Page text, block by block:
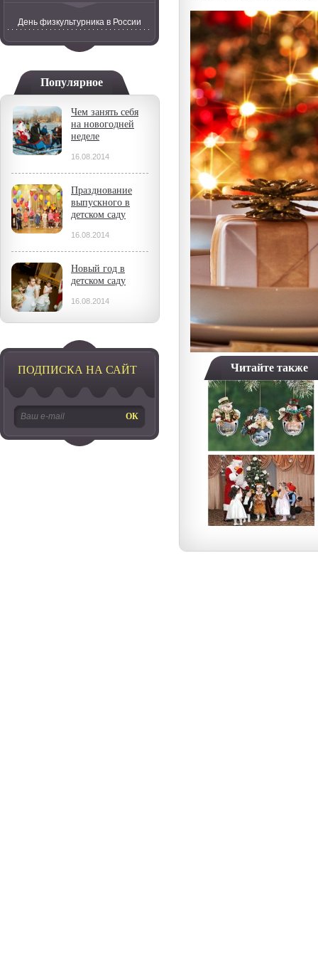
День физкультурника в России
Популярное
Чем занять себя
на новогодней
неделе
16.08.2014
Празднование
выпускного в
детском саду
16.08.2014
Новый год в
детском саду
16.08.2014
ПОДПИСКА НА САЙТ Читайте также